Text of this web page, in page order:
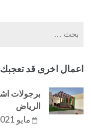
اعمال اخرى قد تعجبك
الرياض
مايو 30th, 2021